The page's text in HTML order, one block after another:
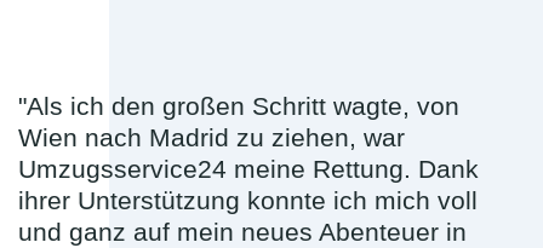
"Als ich den großen Schritt wagte, von
Wien nach Madrid zu ziehen, war
Umzugsservice24 meine Rettung. Dank
ihrer Unterstützung konnte ich mich voll
und ganz auf mein neues Abenteuer in